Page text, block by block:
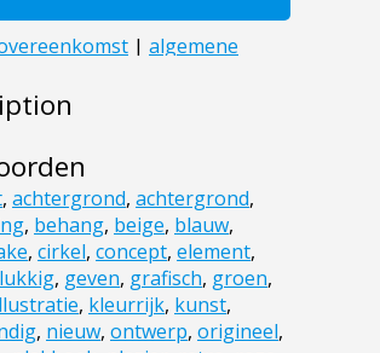
, achtergrond, achtergrond,
, behang, beige, blauw,
, cirkel, concept, element,
, geven, grafisch, groen,
, kleurrijk, kunst,
, nieuw, ontwerp, origineel,